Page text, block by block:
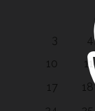
3
4
10
11
17
18